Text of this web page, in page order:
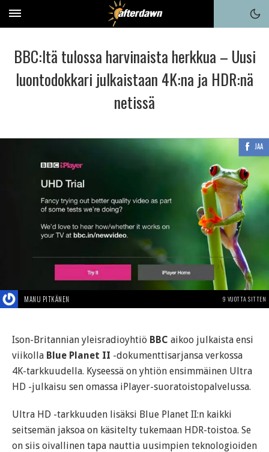
BBC:ltä tulossa harvinaista herkkua – Uusi
luontodokkari julkaistaan 4K:na ja HDR:nä
netissä
JAA
MANU PITKÄNEN 9 VUOTTA SITTEN
Ison-Britannian yleisradioyhtiö BBC aikoo julkaista ensi
viikolla Blue Planet II -dokumenttisarjansa verkossa
4K-tarkkuudella. Kyseessä on yhtiön ensimmäinen Ultra
HD -julkaisu sen omassa iPlayer-suoratoistopalvelussa.
Ultra HD -tarkkuuden lisäksi Blue Planet II:n kaikki
seitsemän jaksoa on käsitelty tukemaan HDR-toistoa. Se
on siis oivallinen tapa nauttia uusimpien teknologioiden